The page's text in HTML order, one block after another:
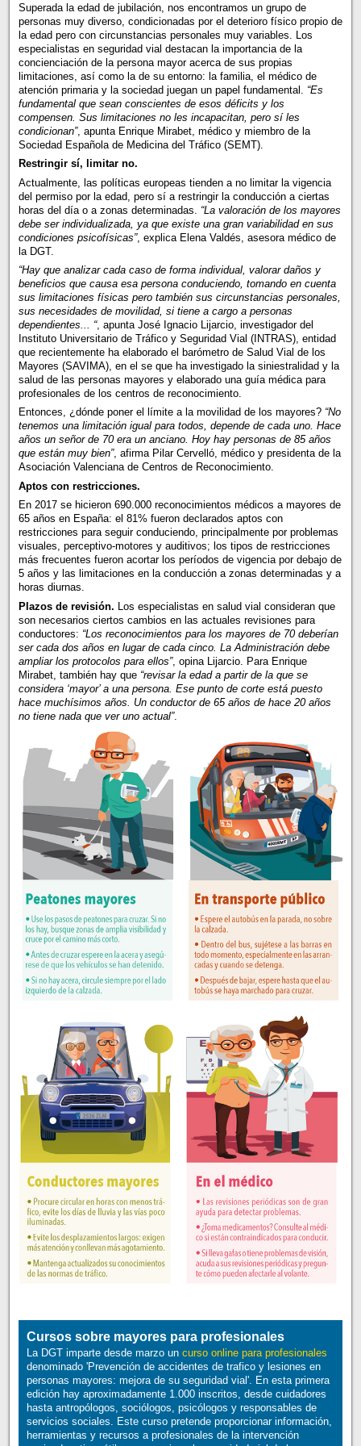
Superada la edad de jubilación, nos encontramos un grupo de
personas muy diverso, condicionadas por el deterioro físico propio de
la edad pero con circunstancias personales muy variables. Los
especialistas en seguridad vial destacan la importancia de la
concienciación de la persona mayor acerca de sus propias
limitaciones, así como la de su entorno: la familia, el médico de
atención primaria y la sociedad juegan un papel fundamental. “Es
fundamental que sean conscientes de esos déficits y los
compensen. Sus limitaciones no les incapacitan, pero sí les
condicionan”, apunta Enrique Mirabet, médico y miembro de la
Sociedad Española de Medicina del Tráfico (SEMT).
Restringir sí, limitar no.
Actualmente, las políticas europeas tienden a no limitar la vigencia
del permiso por la edad, pero sí a restringir la conducción a ciertas
horas del día o a zonas determinadas. “La valoración de los mayores
debe ser individualizada, ya que existe una gran variabilidad en sus
condiciones psicofísicas”, explica Elena Valdés, asesora médico de
la DGT.
“Hay que analizar cada caso de forma individual, valorar daños y
beneficios que causa esa persona conduciendo, tomando en cuenta
sus limitaciones físicas pero también sus circunstancias personales,
sus necesidades de movilidad, si tiene a cargo a personas
dependientes... “, apunta José Ignacio Lijarcio, investigador del
Instituto Universitario de Tráfico y Seguridad Vial (INTRAS), entidad
que recientemente ha elaborado el barómetro de Salud Vial de los
Mayores (SAVIMA), en el se que ha investigado la siniestralidad y la
salud de las personas mayores y elaborado una guía médica para
profesionales de los centros de reconocimiento.
Entonces, ¿dónde poner el límite a la movilidad de los mayores? “No
tenemos una limitación igual para todos, depende de cada uno. Hace
años un señor de 70 era un anciano. Hoy hay personas de 85 años
que están muy bien”, afirma Pilar Cervelló, médico y presidenta de la
Asociación Valenciana de Centros de Reconocimiento.
Aptos con restricciones.
En 2017 se hicieron 690.000 reconocimientos médicos a mayores de
65 años en España: el 81% fueron declarados aptos con
restricciones para seguir conduciendo, principalmente por problemas
visuales, perceptivo-motores y auditivos; los tipos de restricciones
más frecuentes fueron acortar los períodos de vigencia por debajo de
5 años y las limitaciones en la conducción a zonas determinadas y a
horas diurnas.
Plazos de revisión. Los especialistas en salud vial consideran que
son necesarios ciertos cambios en las actuales revisiones para
conductores: “Los reconocimientos para los mayores de 70 deberían
ser cada dos años en lugar de cada cinco. La Administración debe
ampliar los protocolos para ellos”, opina Lijarcio. Para Enrique
Mirabet, también hay que “revisar la edad a partir de la que se
considera ‘mayor’ a una persona. Ese punto de corte está puesto
hace muchísimos años. Un conductor de 65 años de hace 20 años
no tiene nada que ver uno actual”.
Cursos sobre mayores para profesionales
La DGT imparte desde marzo un curso online para profesionales
denominado 'Prevención de accidentes de trafico y lesiones en
personas mayores: mejora de su seguridad vial'. En esta primera
edición hay aproximadamente 1.000 inscritos, desde cuidadores
hasta antropólogos, sociólogos, psicólogos y responsables de
servicios sociales. Este curso pretende proporcionar información,
herramientas y recursos a profesionales de la intervención